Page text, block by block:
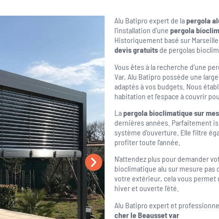
Alu Batipro expert de lapergola
l’installation d’une pergola
Historiquement basé sur
devis gratuits de pergolas
Vous êtes à la recherche d’une
Var, Alu Batipro possède une
adaptés à vos budgets. Nous
habitation et l’espace à couvrir
Lapergola bioclimatique sur
dernières années. Parfaitement
système d’ouverture. Elle filtre
profiter toute l’année.
N’attendez plus pour demander
bioclimatique alu sur mesure pas
votre extérieur, cela vous permet
hiver et ouverte l’été.
Alu Batipro expert et
cher le Beausset var